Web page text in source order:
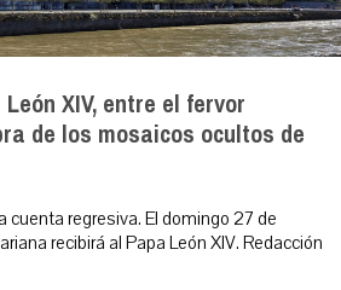
XIV, entre el fervor
de los mosaicos ocultos de
cuenta regresiva. El domingo 27 de
recibirá al Papa León XIV. Redacción